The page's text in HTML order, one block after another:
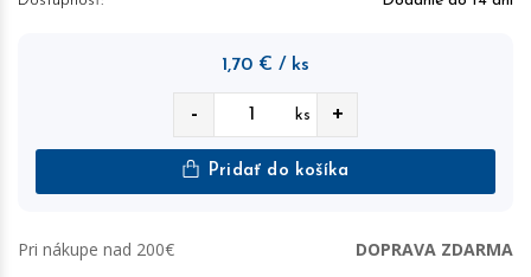
1,70 € / ks
- ks +
Pridať do košíka
Pri nákupe nad 200€ DOPRAVA ZDARMA